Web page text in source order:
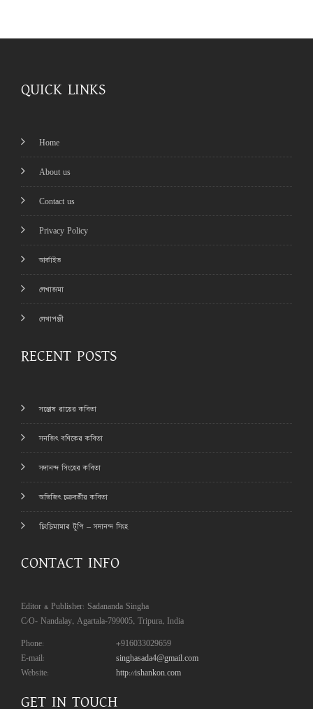
QUICK LINKS
Home
About us
Contact us
Privacy Policy
আর্কাইভ
লেখাজমা
লেখাপঞ্জী
RECENT POSTS
সন্তোষ রায়ের কবিতা
সনজিৎ বণিকের কবিতা
সদানন্দ সিংহের কবিতা
অভিজিৎ চক্রবর্তীর কবিতা
চিংড়িমামার টুপি – সদানন্দ সিংহ
CONTACT INFO
Editor & Publisher: Sadananda Singha
C/O- Nandalay, Agartala-799005, Tripura, India
Phone:
+916033029659
E-mail:
singhasada4@gmail.com
Website:
http://ishankon.com
GET IN TOUCH